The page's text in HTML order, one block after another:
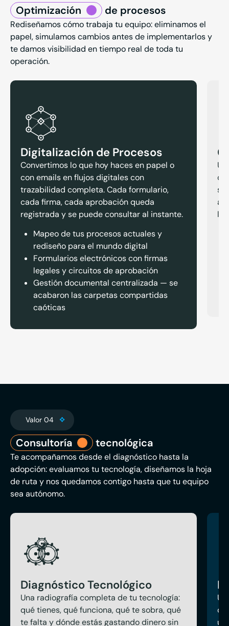
Optimización de procesos
Rediseñamos cómo trabaja tu equipo: eliminamos el
papel, simulamos cambios antes de implementarlos y
te damos visibilidad en tiempo real de toda tu
operación.
Digitalización de Procesos
Convertimos lo que hoy haces en papel o
con emails en flujos digitales con
trazabilidad completa. Cada formulario,
cada firma, cada aprobación queda
registrada y se puede consultar al instante.
Mapeo de tus procesos actuales y
rediseño para el mundo digital
Formularios electrónicos con firmas
legales y circuitos de aprobación
Gestión documental centralizada — se
acabaron las carpetas compartidas
caóticas
o
lo
Valor 04
Consultoría tecnológica
Te acompañamos desde el diagnóstico hasta la
adopción: evaluamos tu tecnología, diseñamos la hoja
de ruta y nos quedamos contigo hasta que tu equipo
sea autónomo.
Diagnóstico Tecnológico
Una radiografía completa de tu tecnología:
qué tienes, qué funciona, qué te sobra, qué
te falta y dónde estás gastando dinero sin